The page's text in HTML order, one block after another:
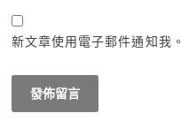
新文章使用電子郵件通知我。